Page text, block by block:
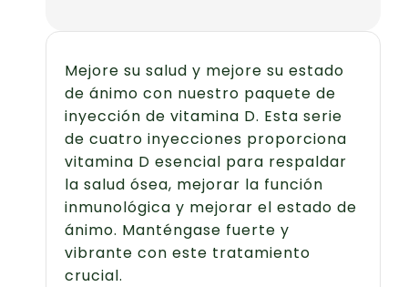
Mejore su salud y mejore su estado
de ánimo con nuestro paquete de
inyección de vitamina D. Esta serie
de cuatro inyecciones proporciona
vitamina D esencial para respaldar
la salud ósea, mejorar la función
inmunológica y mejorar el estado de
ánimo. Manténgase fuerte y
vibrante con este tratamiento
crucial.